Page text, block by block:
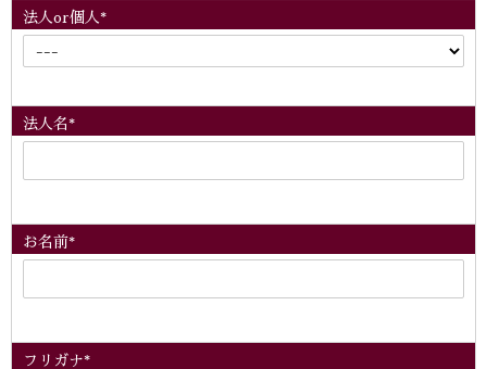
法人or個人*
法人名*
お名前*
フリガナ*